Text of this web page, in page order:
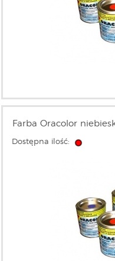
Farba Oracolor
Dostępna ilość: